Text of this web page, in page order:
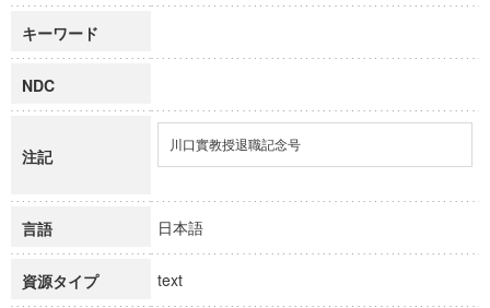
キーワード
NDC
注記
川口實教授退職記念号
言語 日本語
資源タイプ text